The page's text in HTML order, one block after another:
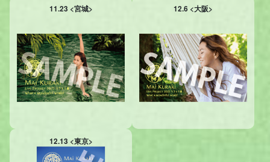
11.23 <宮城> 12.6 <大阪>
12.13 <東京>